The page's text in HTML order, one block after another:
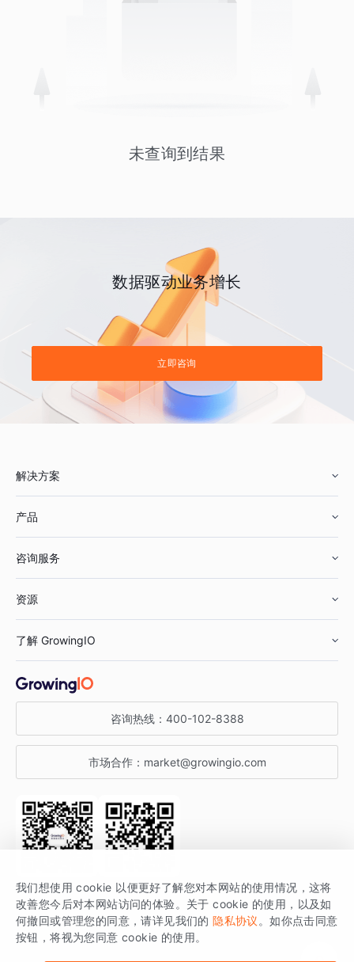
未查询到结果
数据驱动业务增长
立即咨询
解决方案
鞋服行业
汽车行业
金融行业
产品
智能运营
获客分析
咨询服务
资源
增长公开课
增长博客
开发者文档
SDK 文档
场景指南
了解 GrowingIO
关于 GrowingIO
增长大会
行业活动
咨询热线： 400-102-8388
市场合作： market@growingio.com
关注公众号 获取更多干货
GrowingIO 是专注于数据智能分析与增长的品牌，核心平台为 GrowingIO
分析云。
我们想使用 cookie 以便更好了解您对本网站的使用情况，这将
改善您今后对本网站访问的体验。关于 cookie 的使用，以及如
何撤回或管理您的同意，请详见我们的 隐私协议 。如你点击同意
按钮，将视为您同意 cookie 的使用。